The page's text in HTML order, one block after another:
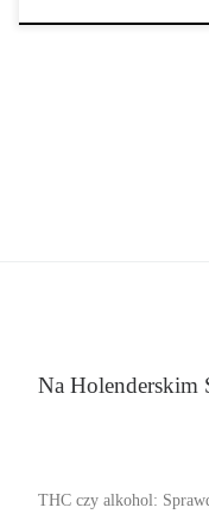
Na Holenderskim
THC czy alkohol: